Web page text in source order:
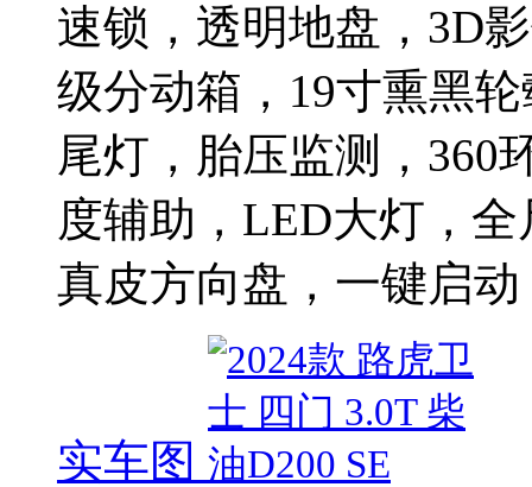
速锁，透明地盘，3D
级分动箱，19寸熏黑
尾灯，胎压监测，360
度辅助，LED大灯，
真皮方向盘，一键启动
实车图